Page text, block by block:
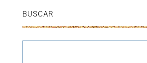
BUSCAR